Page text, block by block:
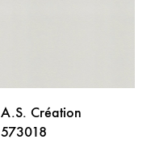
A.S. Création
573018